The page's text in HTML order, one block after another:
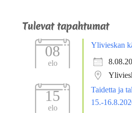
Tulevat tapahtumat
08
elo
Ylivieskan
15
elo
Taidetta ja
15.-